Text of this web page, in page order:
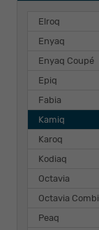
Elroq
Enyaq
Enyaq Coupé
Epiq
Fabia
Kamiq
Karoq
Kodiaq
Octavia
Octavia Combi
Peaq